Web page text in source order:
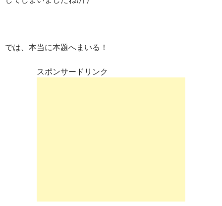
では、本当に本題へまいる！
スポンサードリンク